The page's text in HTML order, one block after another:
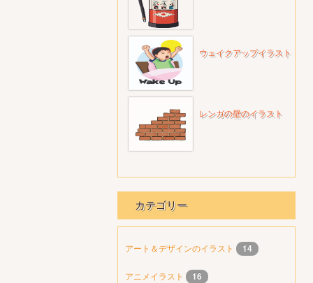
ウェイクアップイラスト
レンガの壁のイラスト
カテゴリー
アート＆デザインのイラスト 14
アニメイラスト 16